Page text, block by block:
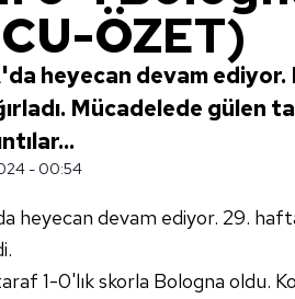
ÖZET)
heyecan devam ediyor.
Mücadelede gülen
- 00:54
heyecan devam ediyor. 29.
1-0'lık skorla Bologna oldu.